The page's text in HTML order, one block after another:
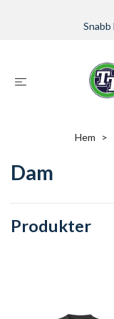
Hem
Dam
Produkter